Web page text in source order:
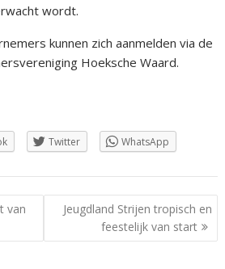
wordt.
kunnen zich aanmelden via de
Hoeksche Waard.
Twitter WhatsApp
van
Jeugdland Strijen tropisch en
feestelijk van start